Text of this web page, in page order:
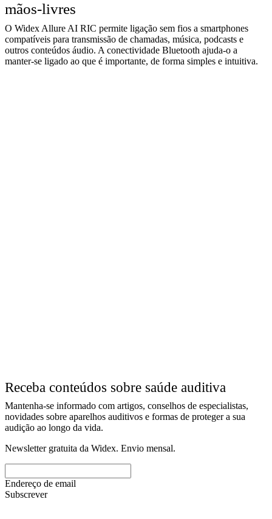
mãos-livres
O Widex Allure AI RIC permite ligação sem fios a smartphones
compatíveis para transmissão de chamadas, música, podcasts e
outros conteúdos áudio. A conectividade Bluetooth ajuda-o a
manter-se ligado ao que é importante, de forma simples e intuitiva.
Receba conteúdos sobre saúde auditiva
Mantenha-se informado com artigos, conselhos de especialistas,
novidades sobre aparelhos auditivos e formas de proteger a sua
audição ao longo da vida.
Newsletter gratuita da Widex. Envio mensal.
Endereço de email
Subscrever